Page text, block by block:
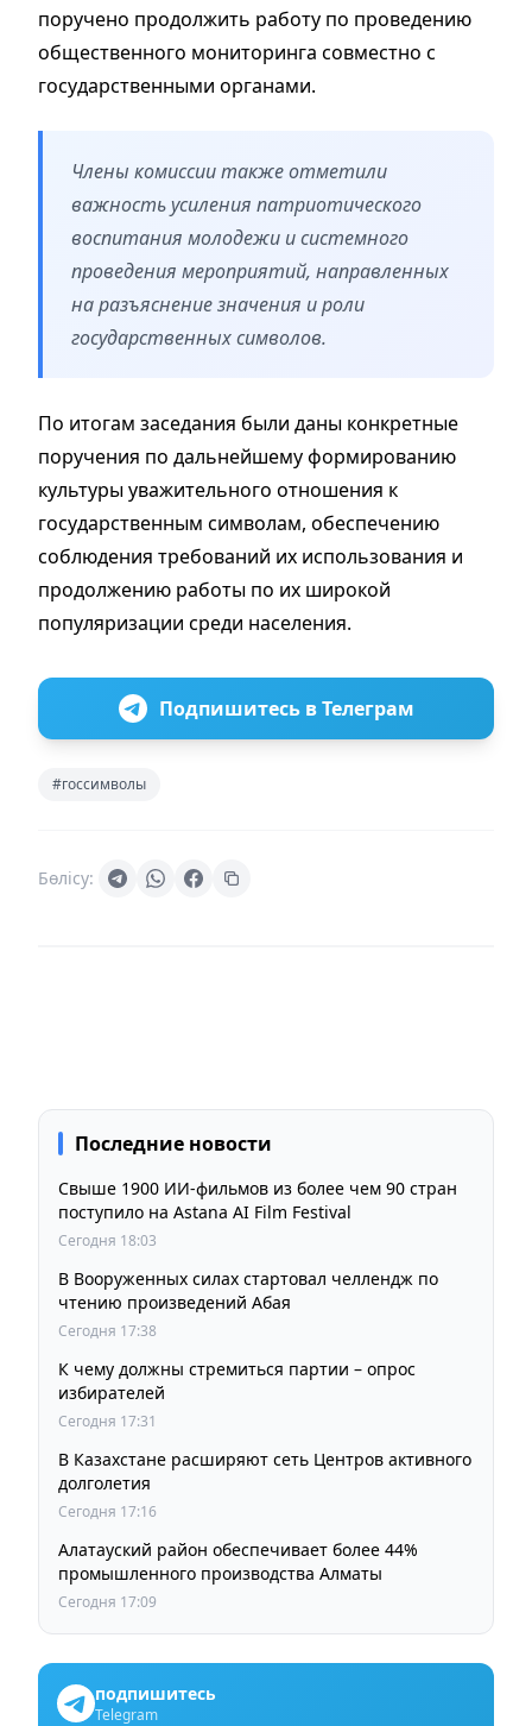
поручено продолжить работу по проведению
общественного мониторинга совместно с
государственными органами.
Члены комиссии также отметили
важность усиления патриотического
воспитания молодежи и системного
проведения мероприятий, направленных
на разъяснение значения и роли
государственных символов.
По итогам заседания были даны конкретные
поручения по дальнейшему формированию
культуры уважительного отношения к
государственным символам, обеспечению
соблюдения требований их использования и
продолжению работы по их широкой
популяризации среди населения.
Подпишитесь в Телеграм
#госсимволы
Бөлісу:
Последние новости
Свыше 1900 ИИ-фильмов из более чем 90 стран
поступило на Astana AI Film Festival
Сегодня 18:03
В Вооруженных силах стартовал челлендж по
чтению произведений Абая
Сегодня 17:38
К чему должны стремиться партии – опрос
избирателей
Сегодня 17:31
В Казахстане расширяют сеть Центров активного
долголетия
Сегодня 17:16
Алатауский район обеспечивает более 44%
промышленного производства Алматы
Сегодня 17:09
подпишитесь
Telegram